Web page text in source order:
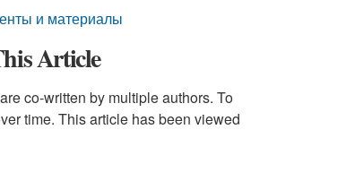
и материалы
Article
co-written by multiple authors. To
time. This article has been viewed